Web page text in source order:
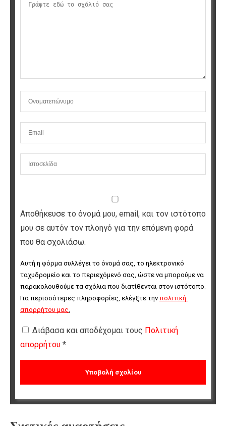
Αποθήκευσε το όνομά μου, email, και τον ιστότοπο
μου σε αυτόν τον πλοηγό για την επόμενη φορά
που θα σχολιάσω.
Αυτή η φόρμα συλλέγει το όνομά σας, το ηλεκτρονικό
ταχυδρομείο και το περιεχόμενό σας, ώστε να μπορούμε να
παρακολουθούμε τα σχόλια που διατίθενται στον ιστότοπο.
Για περισσότερες πληροφορίες, ελέγξτε την πολιτική
απορρήτου μας.
Διάβασα και αποδέχομαι τους Πολιτική
απορρήτου *